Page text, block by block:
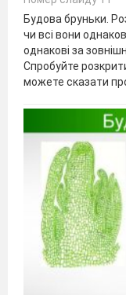
Будова бруньки.
чи всі вони
однакові за
Спробуйте
можете сказати